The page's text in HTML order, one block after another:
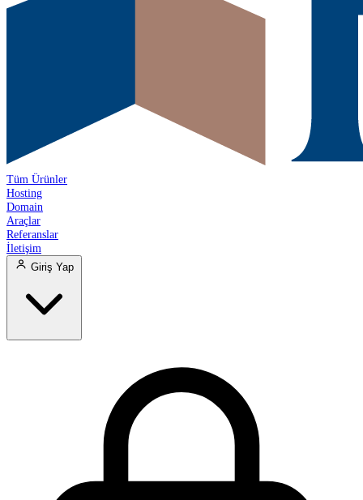
Tüm Ürünler
Hosting
Domain
Araçlar
Referanslar
İletişim
Giriş Yap